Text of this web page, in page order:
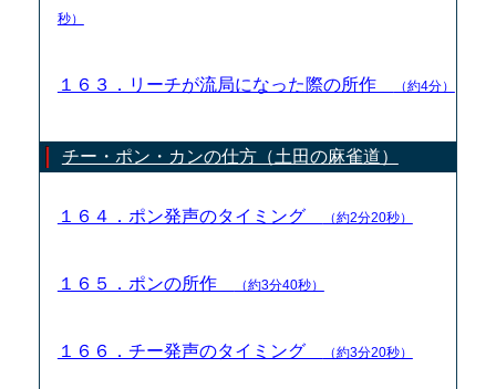
秒）
１６３．リーチが流局になった際の所作 （約4分）
チー・ポン・カンの仕方（土田の麻雀道）
１６４．ポン発声のタイミング （約2分20秒）
１６５．ポンの所作 （約3分40秒）
１６６．チー発声のタイミング （約3分20秒）